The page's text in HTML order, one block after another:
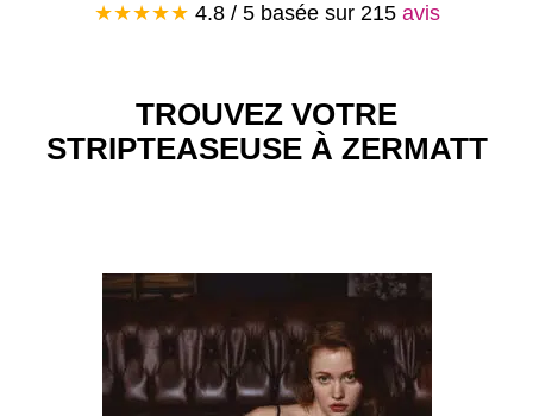
★★★★★ 4.8 / 5 basée sur 215 avis
TROUVEZ VOTRE
STRIPTEASEUSE À ZERMATT